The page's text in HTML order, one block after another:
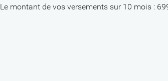
Le montant de vos versements sur 10 mois :